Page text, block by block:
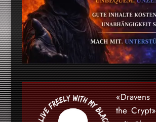
«Dravens
the